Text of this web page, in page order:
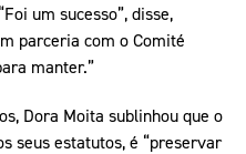
um sucesso”, disse,
parceria com o Comité
manter.”
Dora Moita sublinhou que o
seus estatutos, é “preservar